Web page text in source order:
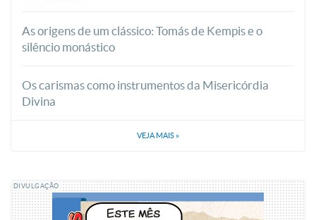
As origens de um clássico: Tomás de Kempis e o
silêncio monástico
Os carismas como instrumentos da Misericórdia
Divina
VEJA MAIS »
DIVULGAÇÃO